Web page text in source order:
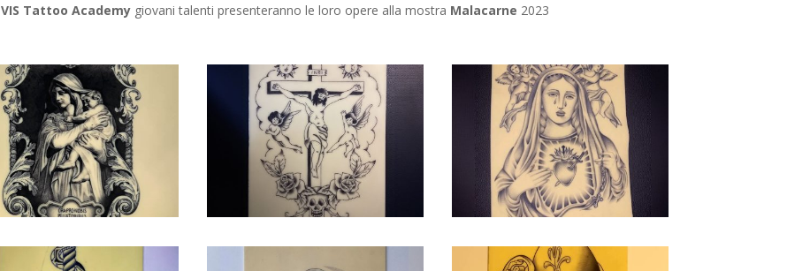
VIS Tattoo Academygiovani talenti presenteranno le loro opere alla mostra Malacarne 2023